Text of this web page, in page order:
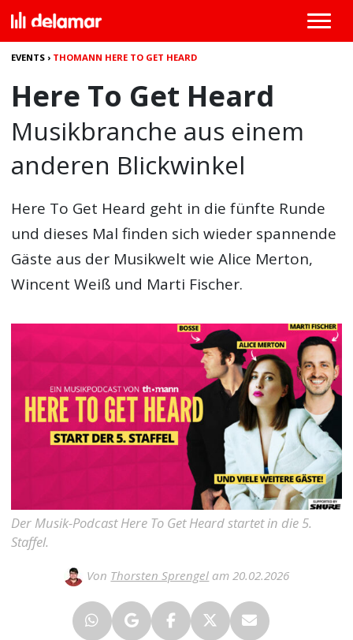
EVENTS › THOMANN HERE TO GET HEARD
Here To Get Heard
Musikbranche aus einem
anderen Blickwinkel
Here To Get Heard geht in die fünfte Runde
und dieses Mal finden sich wieder spannende
Gäste aus der Musikwelt wie Alice Merton,
Wincent Weiß und Marti Fischer.
Der Musik-Podcast Here To Get Heard startet in die 5.
Staffel.
Von Thorsten Sprengel am 20.02.2026